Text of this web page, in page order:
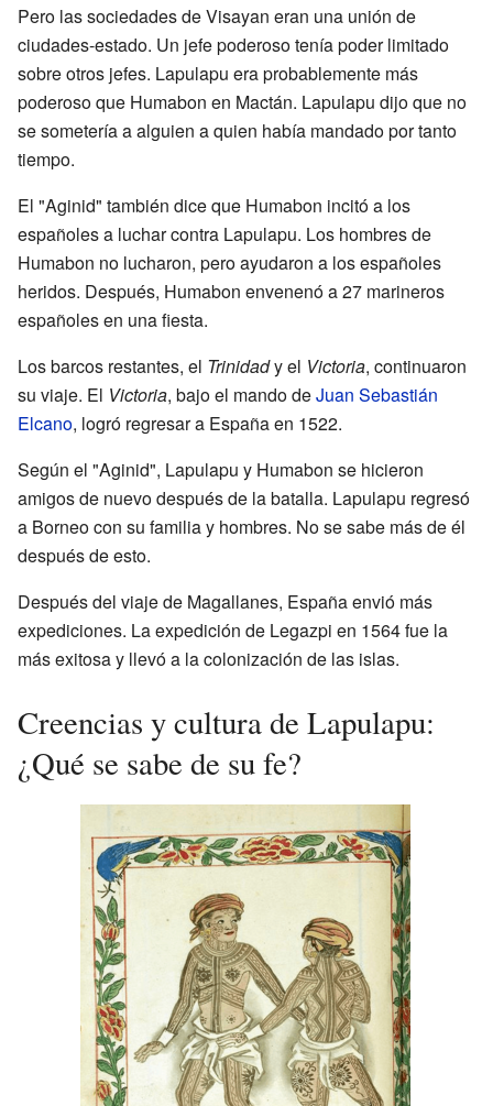
Pero las sociedades de Visayan eran una unión de
ciudades-estado. Un jefe poderoso tenía poder limitado
sobre otros jefes. Lapulapu era probablemente más
poderoso que Humabon en Mactán. Lapulapu dijo que no
se sometería a alguien a quien había mandado por tanto
tiempo.
El "Aginid" también dice que Humabon incitó a los
españoles a luchar contra Lapulapu. Los hombres de
Humabon no lucharon, pero ayudaron a los españoles
heridos. Después, Humabon envenenó a 27 marineros
españoles en una fiesta.
Los barcos restantes, el Trinidady el Victoria, continuaron
su viaje. El Victoria, bajo el mando deJuan Sebastián
Elcano, logró regresar a España en 1522.
Según el "Aginid", Lapulapu y Humabon se hicieron
amigos de nuevo después de la batalla. Lapulapu regresó
a Borneo con su familia y hombres. No se sabe más de él
después de esto.
Después del viaje de Magallanes, España envió más
expediciones. La expedición de Legazpi en 1564 fue la
más exitosa y llevó a la colonización de las islas.
Creencias y cultura de Lapulapu:
¿Qué se sabe de su fe?